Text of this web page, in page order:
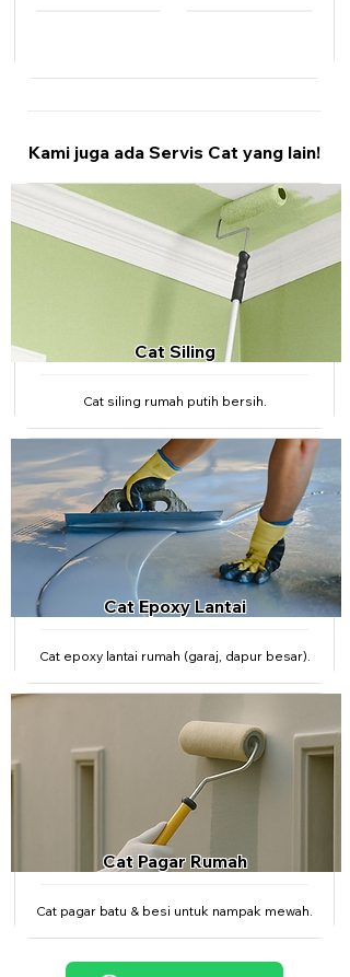
Kami juga ada Servis Cat yang lain!
Cat Siling
Cat siling rumah putih bersih.
Cat Epoxy Lantai
Cat epoxy lantai rumah (garaj, dapur besar).
Cat Pagar Rumah
Cat pagar batu & besi untuk nampak mewah.